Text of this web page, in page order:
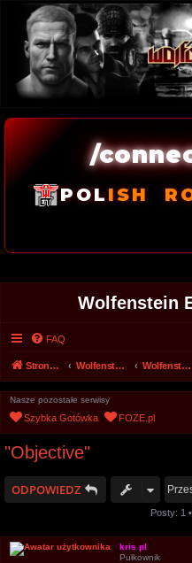
/
POL ISH
Wolfenstein
FAQ
Strona główna Wolfenstein.pl - Archiwum forum 2008 - 2017 Wolfenstein.pl - Archiwum
Nasze pozostałe serwisy
Szybka Gotówka FOZE.pl
"Objective"
ODPOWIEDZ
Posty: 1
kris pl
Pułkownik